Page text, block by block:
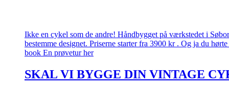
Ikke en cykel som de andre! Håndbygget på værkstedet i
bestemme designet. Priserne starter fra 3900 kr . Og ja du
book En prøvetur her
SKAL VI BYGGE DIN VINTAGE